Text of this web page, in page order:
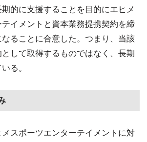
的に支援することを目的にエヒメ
イメントと資本業務提携契約を締
ることに合意した。つまり、当該
して取得するものではなく、長期
る。
スポーツエンターテイメントに対